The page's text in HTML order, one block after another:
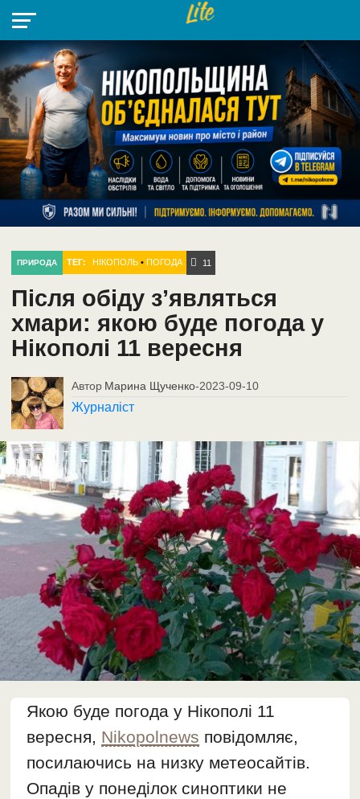
НІКОПОЛЬ
РАЙОН
СІЧЕСЛАВСЬКА
УКРАЇНА
РЕТРО
НІКОПОЛЬ
ЛАЙТ
УКРАЇНА
ДОПОМОГА
РАДІО
ПРИРОДА ТЕГ: НІКОПОЛЬ• ПОГОДА 11
Після обіду з’являться
хмари: якою буде погода у
Нікополі 11 вересня
Автор Марина Щученко-2023-09-10
Журналіст
Якою буде погода у Нікополі 11
вересня, Nikopolnews повідомляє,
посилаючись на низку метеосайтів.
Опадів у понеділок синоптики не